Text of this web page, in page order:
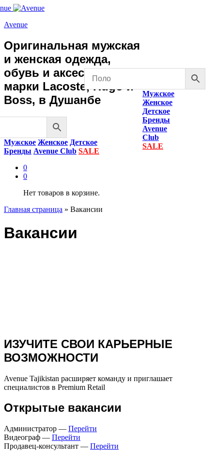
Avenue
Оригинальная мужская
и женская одежда,
обувь и аксессуары
марки Lacoste, Hugo и
Boss, в Душанбе
Мужское Женское Детское
Бренды Avenue Club SALE
0
0
Нет товаров в корзине.
Мужское
Женское
Детское
Бренды
Avenue
Club
SALE
Главная страница » Вакансии
Вакансии
ИЗУЧИТЕ СВОИ КАРЬЕРНЫЕ
ВОЗМОЖНОСТИ
Avenue Tajikistan расширяет команду и приглашает
специалистов в Premium Retail
Открытые вакансии
Администратор — Перейти
Видеограф — Перейти
Продавец-консультант — Перейти